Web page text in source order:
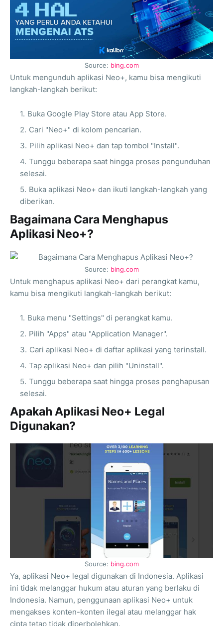
Source: bing.com
Untuk mengunduh aplikasi Neo+, kamu bisa mengikuti
langkah-langkah berikut:
Buka Google Play Store atau App Store.
Cari "Neo+" di kolom pencarian.
Pilih aplikasi Neo+ dan tap tombol "Install".
Tunggu beberapa saat hingga proses pengunduhan
selesai.
Buka aplikasi Neo+ dan ikuti langkah-langkah yang
diberikan.
Bagaimana Cara Menghapus
Aplikasi Neo+?
Source: bing.com
Untuk menghapus aplikasi Neo+ dari perangkat kamu,
kamu bisa mengikuti langkah-langkah berikut:
Buka menu "Settings" di perangkat kamu.
Pilih "Apps" atau "Application Manager".
Cari aplikasi Neo+ di daftar aplikasi yang terinstall.
Tap aplikasi Neo+ dan pilih "Uninstall".
Tunggu beberapa saat hingga proses penghapusan
selesai.
Apakah Aplikasi Neo+ Legal
Digunakan?
Source: bing.com
Ya, aplikasi Neo+ legal digunakan di Indonesia. Aplikasi
ini tidak melanggar hukum atau aturan yang berlaku di
Indonesia. Namun, penggunaan aplikasi Neo+ untuk
mengakses konten-konten ilegal atau melanggar hak
cipta tetap tidak diperbolehkan.